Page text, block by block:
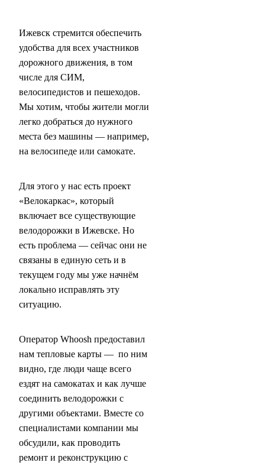
Ижевск стремится обеспечить
удобства для всех участников
дорожного движения, в том
числе для СИМ,
велосипедистов и пешеходов.
Мы хотим, чтобы жители могли
легко добраться до нужного
места без машины — например,
на велосипеде или самокате.
Для этого у нас есть проект
«Велокаркас», который
включает все существующие
велодорожки в Ижевске. Но
есть проблема — сейчас они не
связаны в единую сеть и в
текущем году мы уже начнём
локально исправлять эту
ситуацию.
Оператор Whoosh предоставил
нам тепловые карты — по ним
видно, где люди чаще всего
ездят на самокатах и как лучше
соединить велодорожки с
другими объектами. Вместе со
специалистами компании мы
обсудили, как проводить
ремонт и реконструкцию с